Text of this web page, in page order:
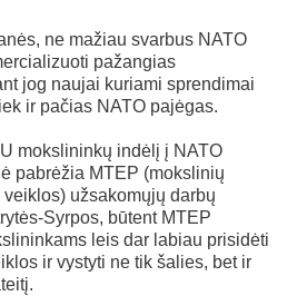
ne mažiau svarbus NATO
pažangias
jog naujai kuriami sprendimai
ir pačias NATO pajėgas.
mokslininkų indėlį į NATO
pabrėžia MTEP (mokslinių
užsakomųjų darbų
Syrpos, būtent MTEP
leis dar labiau prisidėti
ir vystyti ne tik šalies, bet ir